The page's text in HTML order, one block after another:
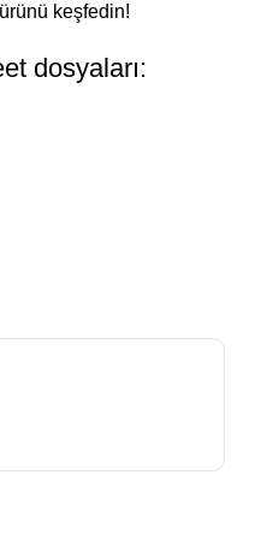
keşfedin!
dosyaları: